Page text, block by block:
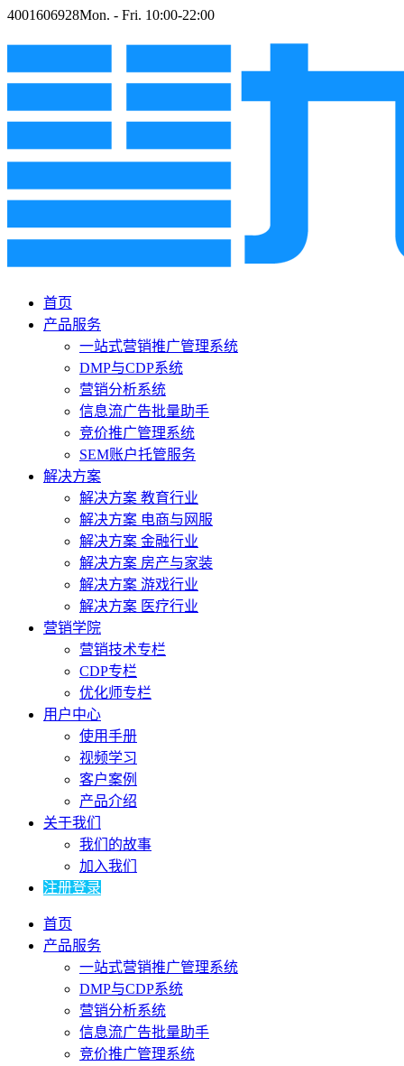
4001606928Mon. - Fri. 10:00-22:00
首页
产品服务
一站式营销推广管理系统
DMP与CDP系统
营销分析系统
信息流广告批量助手
竞价推广管理系统
SEM账户托管服务
解决方案
解决方案 教育行业
解决方案 电商与网服
解决方案 金融行业
解决方案 房产与家装
解决方案 游戏行业
解决方案 医疗行业
营销学院
营销技术专栏
CDP专栏
优化师专栏
用户中心
使用手册
视频学习
客户案例
产品介绍
关于我们
我们的故事
加入我们
注册登录
首页
产品服务
一站式营销推广管理系统
DMP与CDP系统
营销分析系统
信息流广告批量助手
竞价推广管理系统